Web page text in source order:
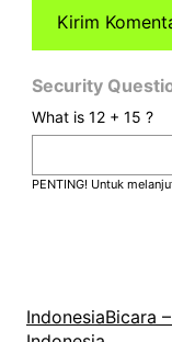
Security
What is 12 + 15 ?
PENTING! Untuk
IndonesiaBicara